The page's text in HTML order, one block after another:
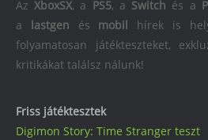
Friss játéktesztek
Digimon Story: Time Stranger teszt
AzXboxSX, a PS5, a Switch és a
a
lastgen és mobil
hírek is
folyamatosan játékteszteket,
kritikákat találsz nálunk!